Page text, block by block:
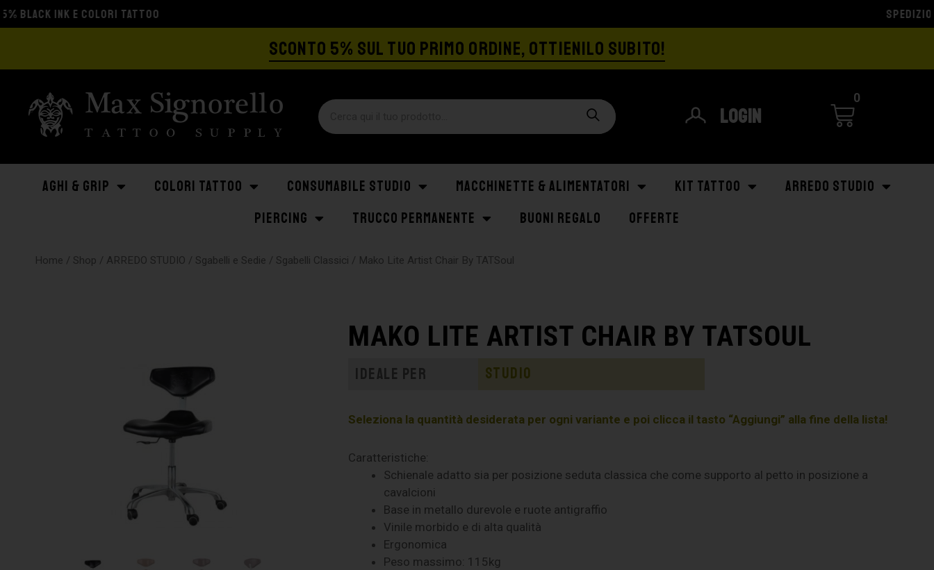
SCONTO 5% SUL TUO PRIMO ORDINE, OTTIENILO SUBITO!
Login
0
AGHI & GRIP COLORI TATTOO CONSUMABILE STUDIO MACCHINETTE & ALIMENTATORI KIT TATTOO
ARREDO STUDIO
PIERCING
TRUCCO PERMANENTE BUONI REGALO OFFERTE
Home / Shop / ARREDO STUDIO / Sgabelli e Sedie / Sgabelli Classici / Mako Lite Artist Chair By TATSoul
MAKO LITE ARTIST CHAIR BY TATSOUL
Ideale per Studio
Seleziona la quantità desiderata per ogni variante e poi clicca il tasto “Aggiungi” alla fine della lista!
Caratteristiche:
Schienale adatto sia per posizione seduta classica che come supporto al petto in posizione a
cavalcioni
Base in metallo durevole e ruote antigraffio
Vinile morbido e di alta qualità
Ergonomica
Peso massimo: 115kg